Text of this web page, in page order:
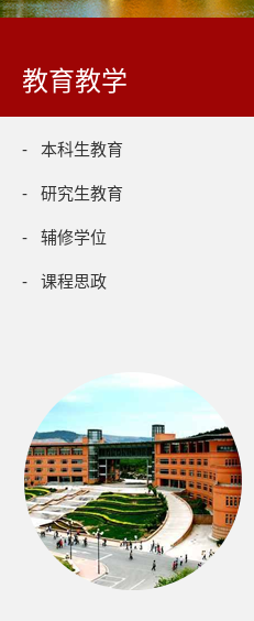
教育教学
- 本科生教育
- 研究生教育
- 辅修学位
- 课程思政